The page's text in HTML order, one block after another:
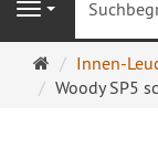
Navigation
Startseite
Innen-
Woody SP5